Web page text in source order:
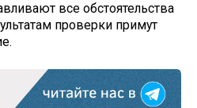
все обстоятельства
проверки примут